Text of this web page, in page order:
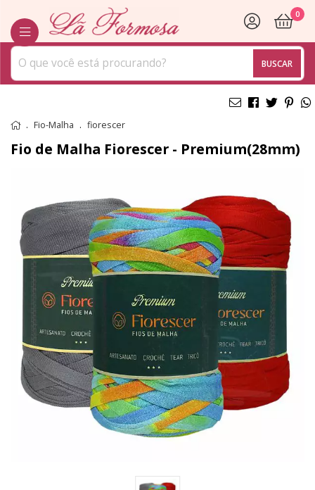
BUSCAR
0
Fio-Malha fiorescer
Fio de Malha Fiorescer - Premium(28mm)